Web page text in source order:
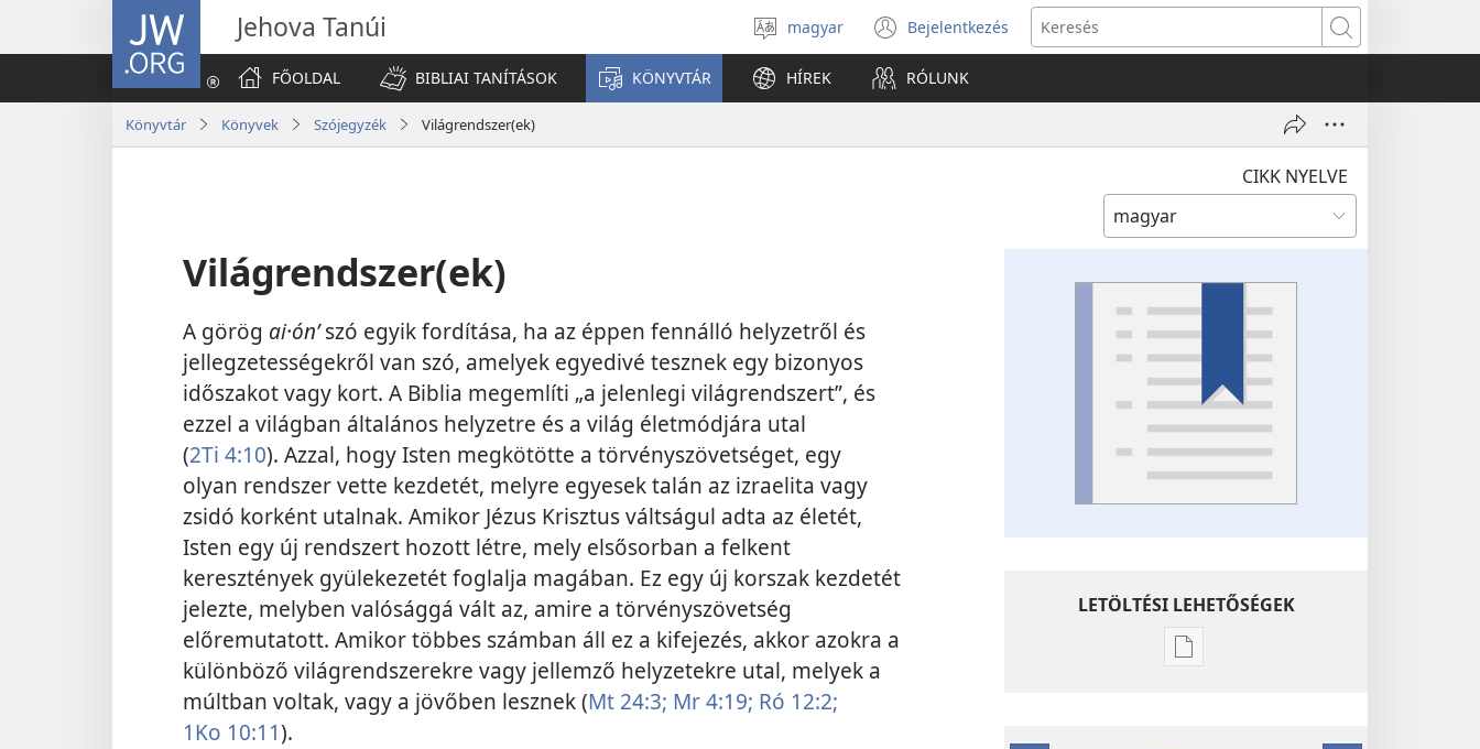
JW.ORG Jehova Tanúi
Válassz
nyelvet
magyar Bejelentkezés
(opens
new
window)
Keresés
FŐOLDAL
BIBLIAI TANÍTÁSOK KÖNYVTÁR HÍREK RÓLUNK
Könyvtár Könyvek Szójegyzék Világrendszer(ek)
CIKK NYELVE
Világrendszer(ek)
A görög ai·ónʹszó egyik fordítása, ha az éppen fennálló helyzetről és
jellegzetességekről van szó, amelyek egyedivé tesznek egy bizonyos
időszakot vagy kort. A Biblia megemlíti „a jelenlegi világrendszert”, és
ezzel a világban általános helyzetre és a világ életmódjára utal
(2Ti 4:10). Azzal, hogy Isten megkötötte a törvényszövetséget, egy
olyan rendszer vette kezdetét, melyre egyesek talán az izraelita vagy
zsidó korként utalnak. Amikor Jézus Krisztus váltságul adta az életét,
Isten egy új rendszert hozott létre, mely elsősorban a felkent
keresztények gyülekezetét foglalja magában. Ez egy új korszak kezdetét
jelezte, melyben valósággá vált az, amire a törvényszövetség
előremutatott. Amikor többes számban áll ez a kifejezés, akkor azokra a
különböző világrendszerekre vagy jellemző helyzetekre utal, melyek a
múltban voltak, vagy a jövőben lesznek (Mt 24:3; Mr 4:19; Ró 12:2;
1Ko 10:11).
LETÖLTÉSI LEHETŐSÉGEK
Kiadványok